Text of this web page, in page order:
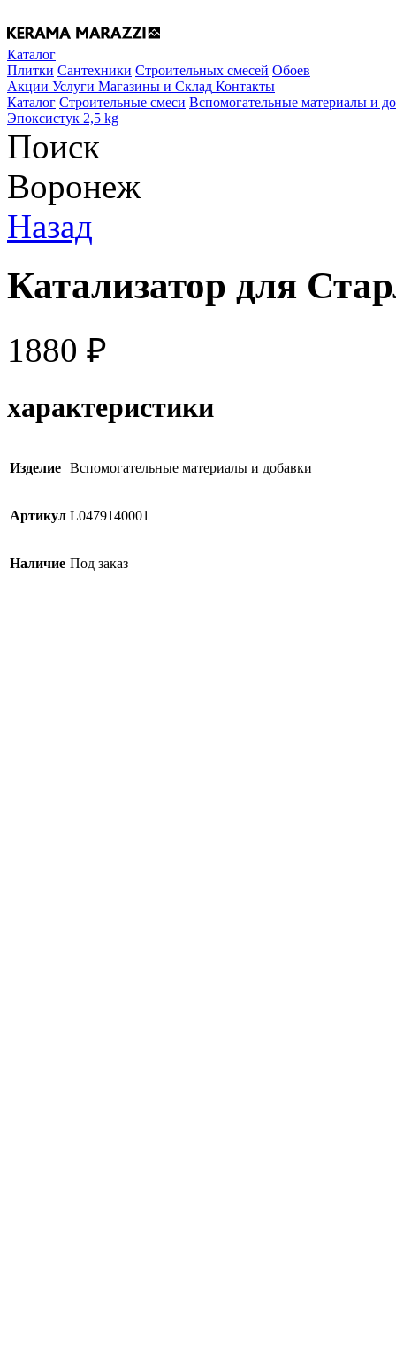
Каталог
Плитки Сантехники Строительных смесей Обоев
Акции Услуги Магазины и Склад Контакты
Каталог Строительные смеси Вспомогательные материалы и
Эпоксистук 2,5 kg
Поиск
Воронеж
Назад
Катализатор для
1880 ₽
характеристики
Изделие Вспомогательные материалы и добавки
Артикул L0479140001
Наличие Под заказ